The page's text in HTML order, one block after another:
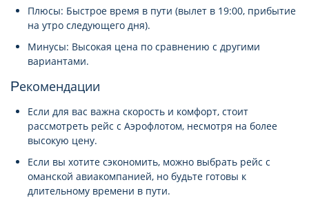
Плюсы: Быстрое время в пути (вылет в 19:00, прибытие
на утро следующего дня).
Минусы: Высокая цена по сравнению с другими
вариантами.
Рекомендации
Если для вас важна скорость и комфорт, стоит
рассмотреть рейс с Аэрофлотом, несмотря на более
высокую цену.
Если вы хотите сэкономить, можно выбрать рейс с
оманской авиакомпанией, но будьте готовы к
длительному времени в пути.